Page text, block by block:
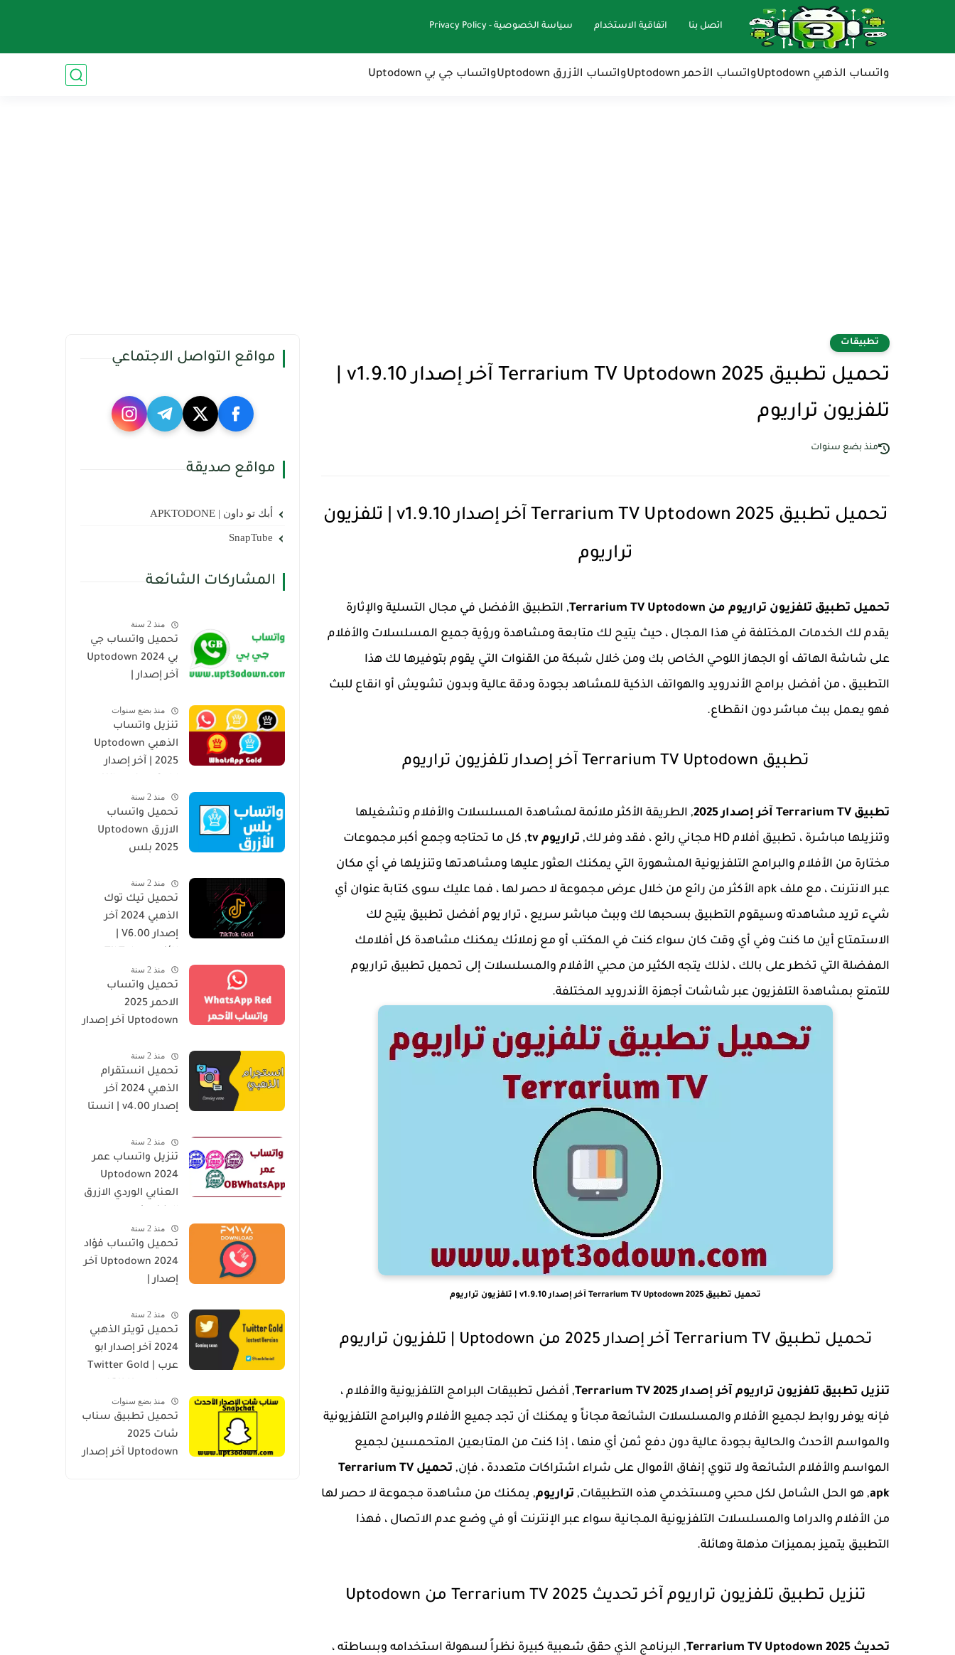
اتصل بنا اتفاقية الاستخدام سياسة الخصوصية - Privacy Policy
واتساب الذهبي Uptodown واتساب الأحمر Uptodown واتساب الأزرق Uptodown واتساب جي بي Uptodown
تطبيقات
تلفزيون تراريوم
منذ بضع سنوات
تحميل تطبيق Terrarium TV Uptodown 2025 آخر إصدار v1.9.10 | تلفزيون
تراريوم
تحميل تطبيق تلفزيون تراريوم من Terrarium TV Uptodown
, التطبيق الأفضل في مجال التسلية والإثارة
يقدم لك الخدمات المختلفة في هذا المجال ، حيث يتيح لك متابعة ومشاهدة ورؤية جميع المسلسلات والأفلام
على شاشة الهاتف أو الجهاز اللوحي الخاص بك ومن خلال شبكة من القنوات التي يقوم بتوفيرها لك هذا
التطبيق ، من أفضل برامج الأندرويد والهواتف الذكية للمشاهد بجودة ودقة عالية وبدون تشويش أو انقاع للبث
فهو يعمل ببث مباشر دون انقطاع.
تطبيق Terrarium TV Uptodown آخر إصدار تلفزيون تراريوم
تطبيق Terrarium TV آخر إصدار 2025
, الطريقة الأكثر ملائمة لمشاهدة المسلسلات والأفلام وتشغيلها
وتنزيلها مباشرة ، تطبيق أفلام HD مجاني رائع ، فقد وفر لك,
تراريوم tv
, كل ما تحتاجه وجمع أكبر مجموعات
مختارة من الأفلام والبرامج التلفزيونية المشهورة التي يمكنك العثور عليها ومشاهدتها وتنزيلها في أي مكان
عبر الانترنت ، مع ملف apk الأكثر من رائع من خلال عرض مجموعة لا حصر لها ، فما عليك سوى كتابة عنوان أي
شيء تريد مشاهدته وسيقوم التطبيق بسحبها لك وببث مباشر سريع ، ترار يوم أفضل تطبيق يتيح لك
الاستمتاع أين ما كنت وفي أي وقت كان سواء كنت في المكتب أو مع زملائك يمكنك مشاهدة كل أفلامك
المفضلة التي تخطر على بالك ، لذلك يتجه الكثير من محبي الأفلام والمسلسلات إلى تحميل تطبيق تراريوم
للتمتع بمشاهدة التلفزيون عبر شاشات أجهزة الأندرويد المختلفة.
تحميل تطبيق Terrarium TV Uptodown 2025 آخر إصدار v1.9.10 | تلفزيون تراريوم
تحميل تطبيق Terrarium TV آخر إصدار 2025 من Uptodown | تلفزيون تراريوم
تنزيل تطبيق تلفزيون تراريوم آخر إصدار 2025 Terrarium TV
, أفضل تطبيقات البرامج التلفزيونية والأفلام ،
فإنه يوفر روابط لجميع الأفلام والمسلسلات الشائعة مجاناً و يمكنك أن تجد جميع الأفلام والبرامج التلفزيونية
والمواسم الأحدث والحالية بجودة عالية دون دفع ثمن أي منها ، إذا كنت من المتابعين المتحمسين لجميع
المواسم والأفلام الشائعة ولا تنوي إنفاق الأموال على شراء اشتراكات متعددة ، فإن,
تحميل Terrarium TV
apk, هو الحل الشامل لكل محبي ومستخدمي هذه التطبيقات, تراريوم, يمكنك من مشاهدة مجموعة لا حصر لها
من الأفلام والدراما والمسلسلات التلفزيونية المجانية سواء عبر الإنترنت أو في وضع عدم الاتصال ، فهذا
التطبيق يتميز بمميزات مذهلة وهائلة.
تنزيل تطبيق تلفزيون تراريوم آخر تحديث Terrarium TV 2025 من Uptodown
تحديث Terrarium TV Uptodown 2025
, البرنامج الذي حقق شعبية كبيرة نظراً لسهولة استخدامه وبساطته ،
مواقع التواصل الاجتماعي
مواقع صديقة
أبك تو داون | APKTODONE
SnapTube
المشاركات الشائعة
منذ 2 سنة
تحميل واتساب جي
بي Uptodown 2024
آخر إصدار |
V35.00
منذ بضع سنوات
تنزيل واتساب
الذهبي Uptodown
2025 | آخر إصدار
v40.00
منذ 2 سنة
تحميل واتساب
الازرق Uptodown
2025 بلس
v37.10
منذ 2 سنة
تحميل تيك توك
الذهبي 2024 آخر
Gold Uptodown
منذ 2 سنة
تحميل واتساب
الاحمر 2025
Uptodown آخر إصدار
v37.10
منذ 2 سنة
تحميل انستقرام
الذهبي 2024 آخر
إصدار v4.00 | انستا
Gold Uptodown
منذ 2 سنة
تنزيل واتساب عمر
2024 Uptodown
العنابي الوردي الازرق
OBWhatsApp
v69.20
منذ 2 سنة
تحميل واتساب فؤاد
2024 Uptodown آخر
إصدار |
V35.00
منذ 2 سنة
تحميل تويتر الذهبي
2024 آخر إصدار ابو
عرب | Twitter Gold
4.00منذ بضع سنوات
تحميل تطبيق سناب
شات 2025
Uptodown آخر إصدار